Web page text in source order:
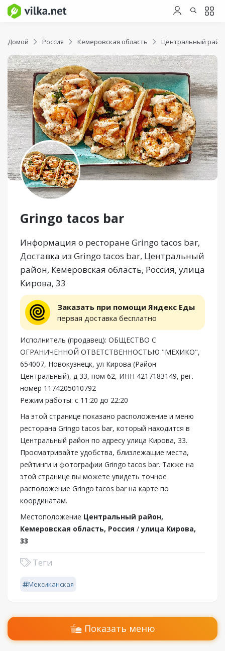
Домой Россия Кемеровская область Центральный
Gringo tacos bar
Информация о ресторане Gringo tacos bar,
Доставка из Gringo tacos bar, Центральный
район, Кемеровская область, Россия, улица
Кирова, 33
Заказать при помощи Яндекс Еды
первая доставка бесплатно
Исполнитель (продавец): ОБЩЕСТВО С
ОГРАНИЧЕННОЙ ОТВЕТСТВЕННОСТЬЮ "МЕХИКО",
654007, Новокузнецк, ул Кирова (Район
Центральный), д 33, пом 62, ИНН 4217183149, рег.
номер 1174205010792
Режим работы: с 11:20 до 22:20
На этой странице показано расположение и меню
ресторана Gringo tacos bar, который находится в
Центральный район по адресу улица Кирова, 33.
Просматривайте удобства, близлежащие места,
рейтинги и фотографии Gringo tacos bar. Также на
этой странице вы можете увидеть точное
расположение Gringo tacos bar на карте по
координатам.
Местоположение Центральный район,
Кемеровская область, Россия /улица Кирова,
33
Теги
Мексиканская
Показать меню